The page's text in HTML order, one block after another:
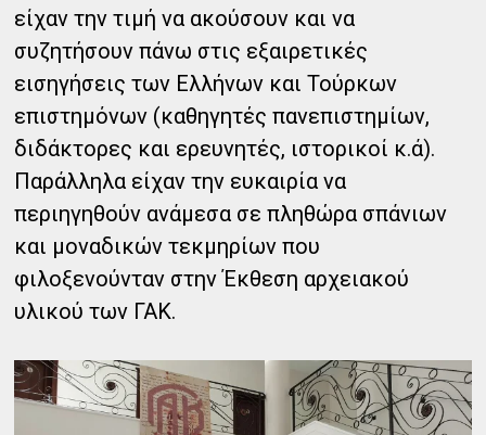
είχαν την τιμή να ακούσουν και να
συζητήσουν πάνω στις εξαιρετικές
εισηγήσεις των Ελλήνων και Τούρκων
επιστημόνων (καθηγητές πανεπιστημίων,
διδάκτορες και ερευνητές, ιστορικοί κ.ά).
Παράλληλα είχαν την ευκαιρία να
περιηγηθούν ανάμεσα σε πληθώρα σπάνιων
και μοναδικών τεκμηρίων που
φιλοξενούνταν στην Έκθεση αρχειακού
υλικού των ΓΑΚ.